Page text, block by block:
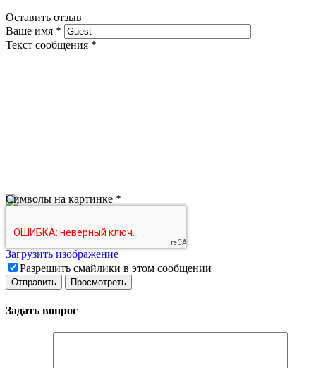
Оставить отзыв
Ваше имя *
Текст сообщения *
Символы на картинке *
Загрузить изображение
Разрешить смайлики в этом сообщении
Задать вопрос